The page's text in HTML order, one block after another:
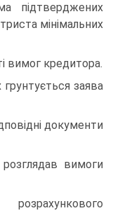
підтверджених
мінімальних
вимог кредитора.
заява
документи
вимоги